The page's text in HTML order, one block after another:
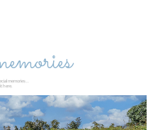
memories ..
here.